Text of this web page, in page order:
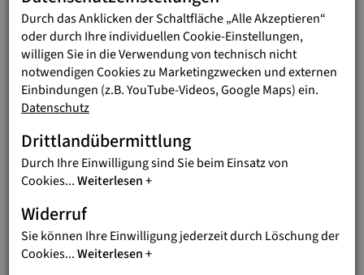
SCI - Service Civil International (Germany) - Explore their
work atwww.sci-d.de
KVT - Kansainvälinen Vapaaehtoistyö Ry (Finland) - Discover
their mission atwww.kvtfinland.org
Jugend Eine Welt (Austria) - Connect with them at
www.jugendeinewelt.at
Are you ready to join the Green Diversity movement? Get ready
to make some noise for climate justice! Get in touch:
info(at)jugendeinewelt.at
Durch das Anklicken der Schaltfläche „Alle Akzeptieren“
oder durch Ihre individuellen Cookie-Einstellungen,
willigen Sie in die Verwendung von technisch nicht
notwendigen Cookies zu Marketingzwecken und externen
Einbindungen (z.B. YouTube-Videos, Google Maps) ein.
Datenschutz
Drittlandübermittlung
Durch Ihre Einwilligung sind Sie beim Einsatz von
Cookies...Weiterlesen
Widerruf
Sie können Ihre Einwilligung jederzeit durch Löschung der
Cookies...Weiterlesen